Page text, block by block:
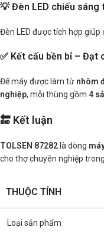
💡 Đèn LED chiếu
Đèn LED được tích hợp giúp
✅ Kết cấu bền bỉ – Đạt
Đế máy được làm từ nhôm
nghiệp, mỗi thùng gồm 4
🔚 Kết luận
TOLSEN 87282 là dòng
cho thợ chuyên nghiệp
THUỘC TÍNH
Loại sản phẩm